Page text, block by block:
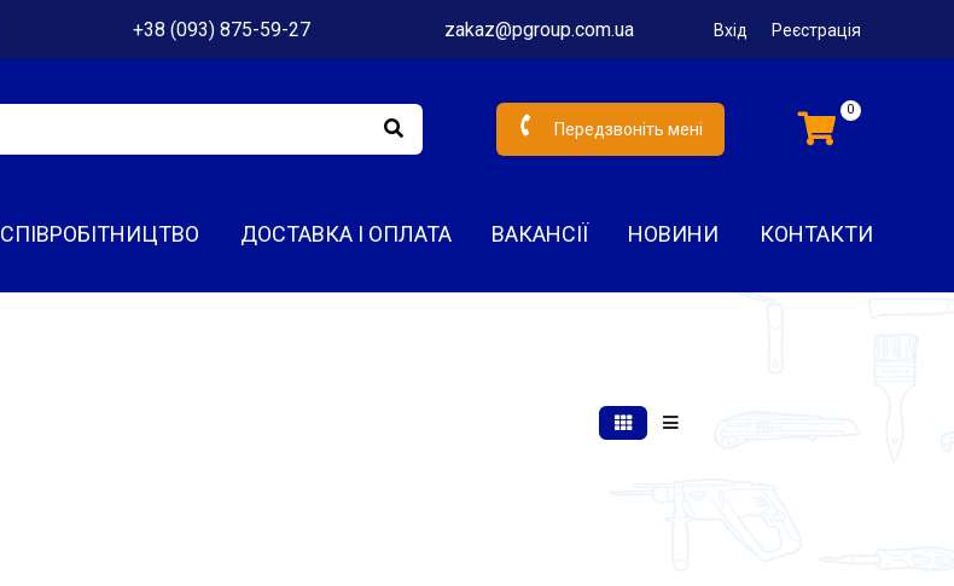
+38 (093) 875-59-27 zakaz@pgroup.com.ua Вхід Реєстрація
Передзвоніть мені
0
СПІВРОБІТНИЦТВО ДОСТАВКА І ОПЛАТА ВАКАНСІЇ НОВИНИ КОНТАКТИ